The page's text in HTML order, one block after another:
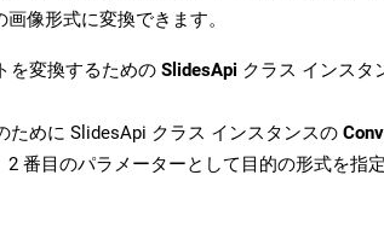
像形式に変換できます。
を変換するための SlidesApi クラス インスタ
ために SlidesApi クラス インスタンスの
2 番目のパラメーターとして目的の形式を指